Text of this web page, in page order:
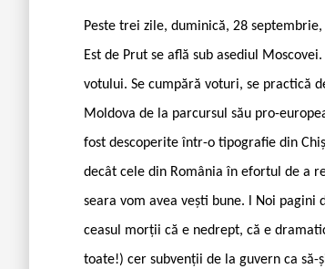
Peste trei zile, duminică, 28
Est de Prut se află sub asediul
votului. Se cumpără voturi, se practică
Moldova de la parcursul său pro-
fost descoperite într-o tipografie din
decât cele din România în efortul de a
seara vom avea vești bune. l Noi
ceasul morții că e nedrept, că e
toate!) cer subvenții de la guvern ca